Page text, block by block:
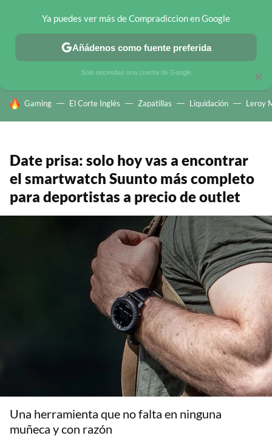
CHOLLOS TELEGRAM OFERTAS EN MÓVILES OFERTAS EN
HOY SE HABLA DE
Gaming El Corte Inglés Zapatillas Liquidación Leroy
Date prisa: solo hoy vas a encontrar
el smartwatch Suunto más completo
para deportistas a precio de outlet
Una herramienta que no falta en ninguna
muñeca y con razón
×
Ya puedes ver más de Compradiccion en Google
Añádenos como fuente preferida
Solo necesitas una cuenta de Google